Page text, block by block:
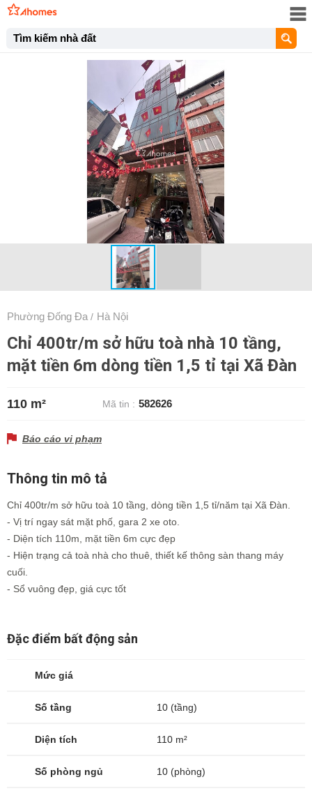
Tìm kiếm nhà đất
Phường Đống Đa / Hà Nội
Chỉ 400tr/m sở hữu toà nhà 10 tầng,
mặt tiền 6m dòng tiền 1,5 tỉ tại Xã Đàn
110 m² Mã tin : 582626
Báo cáo vi phạm
Thông tin mô tả
Chỉ 400tr/m sở hữu toà 10 tầng, dòng tiền 1,5 tỉ/năm tại Xã Đàn.
- Vị trí ngay sát mặt phố, gara 2 xe oto.
- Diện tích 110m, mặt tiền 6m cực đẹp
- Hiện trạng cả toà nhà cho thuê, thiết kế thông sàn thang máy
cuối.
- Sổ vuông đẹp, giá cực tốt
Đặc điểm bất động sản
Mức giá
Số tầng 10 (tầng)
Diện tích 110 m²
Số phòng ngủ 10 (phòng)